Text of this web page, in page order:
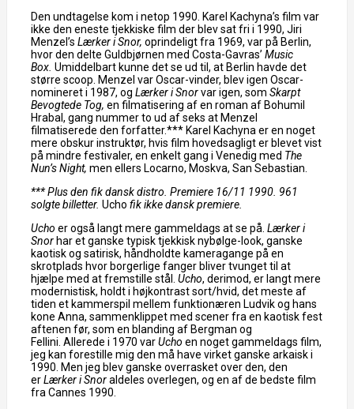
Den undtagelse kom i netop 1990. Karel Kachyna’s film var
ikke den eneste tjekkiske film der blev sat fri i 1990, Jiri
Menzel’s Lærker i Snor, oprindeligt fra 1969, var på Berlin,
hvor den delte Guldbjørnen med Costa-Gavras’ Music
Box. Umiddelbart kunne det se ud til, at Berlin havde det
større scoop. Menzel var Oscar-vinder, blev igen Oscar-
nomineret i 1987, og Lærker i Snorvar igen, som Skarpt
Bevogtede Tog, en filmatisering af en roman af Bohumil
Hrabal, gang nummer to ud af seks at Menzel
filmatiserede den forfatter.*** Karel Kachyna er en noget
mere obskur instruktør, hvis film hovedsagligt er blevet vist
på mindre festivaler, en enkelt gang i Venedig med The
Nun’s Night, men ellers Locarno, Moskva, San Sebastian.
*** Plus den fik dansk distro. Premiere 16/11 1990. 961
solgte billetter. Ucho fik ikke dansk premiere.
Ucho er også langt mere gammeldags at se på. Lærker i
Snor har et ganske typisk tjekkisk nybølge-look, ganske
kaotisk og satirisk, håndholdte kameragange på en
skrotplads hvor borgerlige fanger bliver tvunget til at
hjælpe med at fremstille stål. Ucho, derimod, er langt mere
modernistisk, holdt i højkontrast sort/hvid, det meste af
tiden et kammerspil mellem funktionæren Ludvik og hans
kone Anna, sammenklippet med scener fra en kaotisk fest
aftenen før, som en blanding af Bergman og
Fellini. Allerede i 1970 varUcho en noget gammeldags film,
jeg kan forestille mig den må have virket ganske arkaisk i
1990. Men jeg blev ganske overrasket over den, den
erLærker i Snoraldeles overlegen, og en af de bedste film
fra Cannes 1990.